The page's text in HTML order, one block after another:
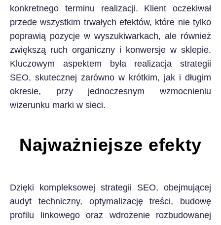
konkretnego terminu realizacji. Klient oczekiwał
przede wszystkim trwałych efektów, które nie tylko
poprawią pozycje w wyszukiwarkach, ale również
zwiększą ruch organiczny i konwersje w sklepie.
Kluczowym aspektem była realizacja strategii
SEO, skutecznej zarówno w krótkim, jak i długim
okresie, przy jednoczesnym wzmocnieniu
wizerunku marki w sieci.
Najważniejsze efekty
Dzięki kompleksowej strategii SEO, obejmującej
audyt techniczny, optymalizację treści, budowę
profilu linkowego oraz wdrożenie rozbudowanej